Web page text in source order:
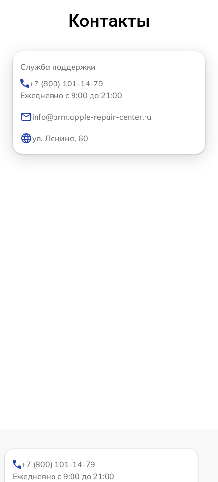
Контакты
Служба поддержки
+7 (800) 101-14-79
Ежедневно с 9:00 до 21:00
info@prm.apple-repair-center.ru
ул. Ленина, 60
+7 (800) 101-14-79
Ежедневно с 9:00 до 21:00